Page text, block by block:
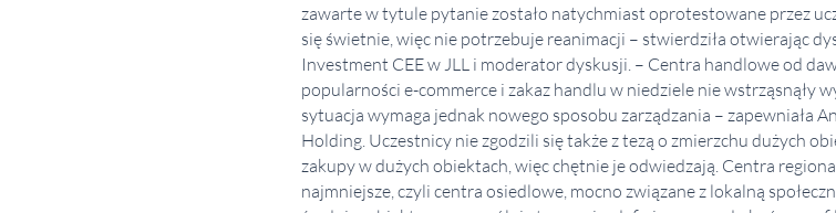
zawarte w tytule pytanie zostało natychmiast oprotestowane przez
się świetnie, więc nie potrzebuje reanimacji – stwierdziła otwierając
Investment CEE w JLL i moderator dyskusji. – Centra handlowe od
popularności e-commerce i zakaz handlu w niedziele nie wstrząsnąły
sytuacja wymaga jednak nowego sposobu zarządzania – zapewniała
Holding. Uczestnicy nie zgodzili się także z tezą o zmierzchu dużych
zakupy w dużych obiektach, więc chętnie je odwiedzają. Centra
najmniejsze, czyli centra osiedlowe, mocno związane z lokalną